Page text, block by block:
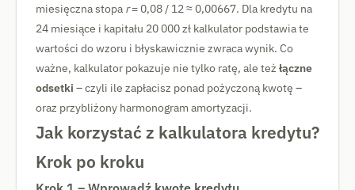
miesięczna stopa r= 0,08 / 12 ≈ 0,00667. Dla kredytu na
24 miesiące i kapitału 20 000 zł kalkulator podstawia te
wartości do wzoru i błyskawicznie zwraca wynik. Co
ważne, kalkulator pokazuje nie tylko ratę, ale też łączne
odsetki – czyli ile zapłacisz ponad pożyczoną kwotę –
oraz przybliżony harmonogram amortyzacji.
Jak korzystać z kalkulatora kredytu?
Krok po kroku